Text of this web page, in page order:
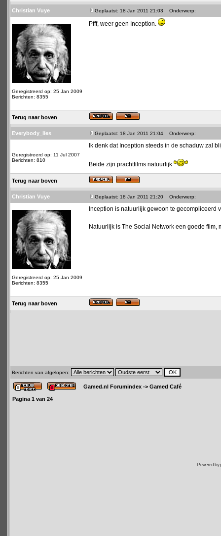
Christian Vuye Geplaatst: 18 Jan 2011 21:03 Onderwerp:
Geregistreerd op: 25 Jan 2009
Berichten: 8355
Pfff, weer geen Inception.
Terug naar boven
Everybody_lies Geplaatst: 18 Jan 2011 21:04 Onderwerp:
Geregistreerd op: 11 Jul 2007
Berichten: 810
Ik denk dat Inception steeds in de schaduw zal
Beide zijn prachtfilms natuurlijk
Terug naar boven
Christian Vuye Geplaatst: 18 Jan 2011 21:20 Onderwerp:
Geregistreerd op: 25 Jan 2009
Berichten: 8355
Inception is natuurlijk gewoon te gecompliceerd
Natuurlijk is The Social Network een goede
Terug naar boven
Berichten van afgelopen:
Gamed.nl Forumindex -> Gamed Café
Pagina 1 van 24
Powered by